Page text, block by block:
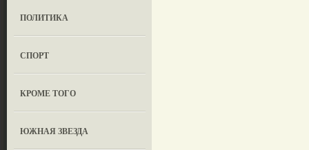
ПОЛИТИКА
СПОРТ
КРОМЕ ТОГО
ЮЖНАЯ ЗВЕЗДА